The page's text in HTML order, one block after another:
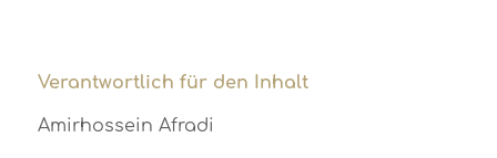
Verantwortlich für den Inhalt
Amirhossein Afradi